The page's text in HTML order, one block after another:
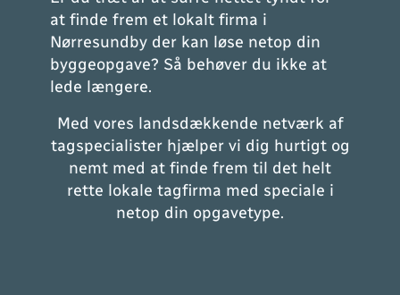
at finde frem et lokalt firma i
Nørresundby der kan løse netop din
byggeopgave? Så behøver du ikke at
lede længere.
Med vores landsdækkende netværk af
tagspecialister hjælper vi dig hurtigt og
nemt med at finde frem til det helt
rette lokale tagfirma med speciale i
netop din opgavetype.